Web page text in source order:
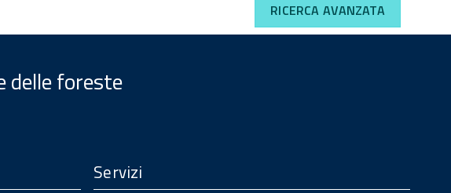
RICERCA AVANZATA
delle foreste
Servizi